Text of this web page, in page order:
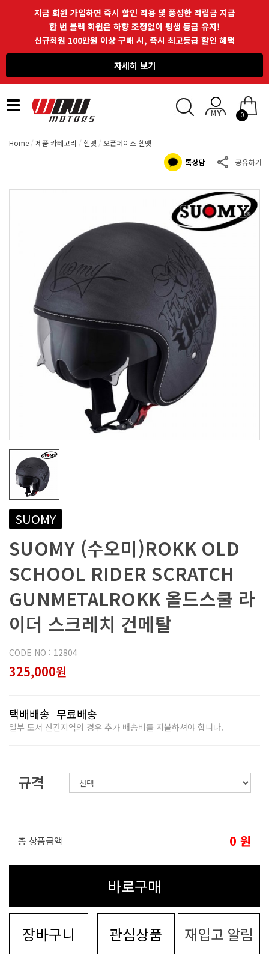
지금 회원 가입하면 즉시 할인 적용 및 풍성한 적립금 지급
한 번 블랙 회원은 하향 조정없이 평생 등급 유지!
신규회원 100만원 이상 구매 시, 즉시 최고등급 할인 혜택
자세히 보기
Toggle
navigation
0
Home 제품 카테고리 헬멧 오픈페이스 헬멧
SUOMY
SUOMY (수오미)ROKK OLD
SCHOOL RIDER SCRATCH
GUNMETALROKK 올드스쿨 라
이더 스크레치 건메탈
CODE NO : 12804
325,000원
택배배송 무료배송
일부 도서 산간지역의 경우 추가 배송비를 지불하셔야 합니다.
규격
총 상품금액 0 원
바로구매
장바구니 관심상품 재입고 알림